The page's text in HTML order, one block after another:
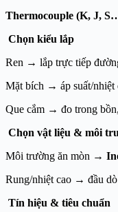
Thermocouple (K, J,
Chọn kiểu lắp
Ren → lắp trực tiếp
Mặt bích → áp suất/nhiệt
Que cắm → đo trong
Chọn vật liệu & môi
Môi trường ăn mòn →
Rung/nhiệt cao → đầu
Tín hiệu & tiêu chuẩn